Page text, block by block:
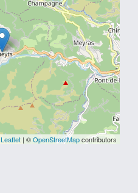
Leaflet | ©OpenStreetMapcontributors